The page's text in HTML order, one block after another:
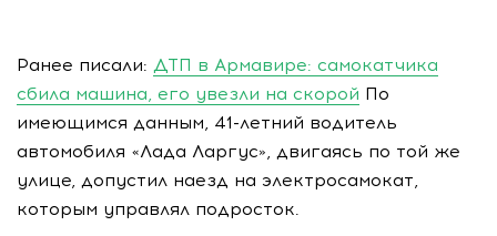
Ранее писали: ДТП в Армавире: самокатчика
сбила машина, его увезли на скорой По
имеющимся данным, 41-летний водитель
автомобиля «Лада Ларгус», двигаясь по той же
улице, допустил наезд на электросамокат,
которым управлял подросток.